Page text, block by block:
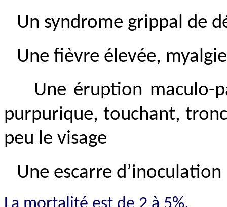
Un syndrome grippal de
Une fièvre élevée,
Une éruption maculo-
purpurique, touchant,
peu le visage
Une escarre